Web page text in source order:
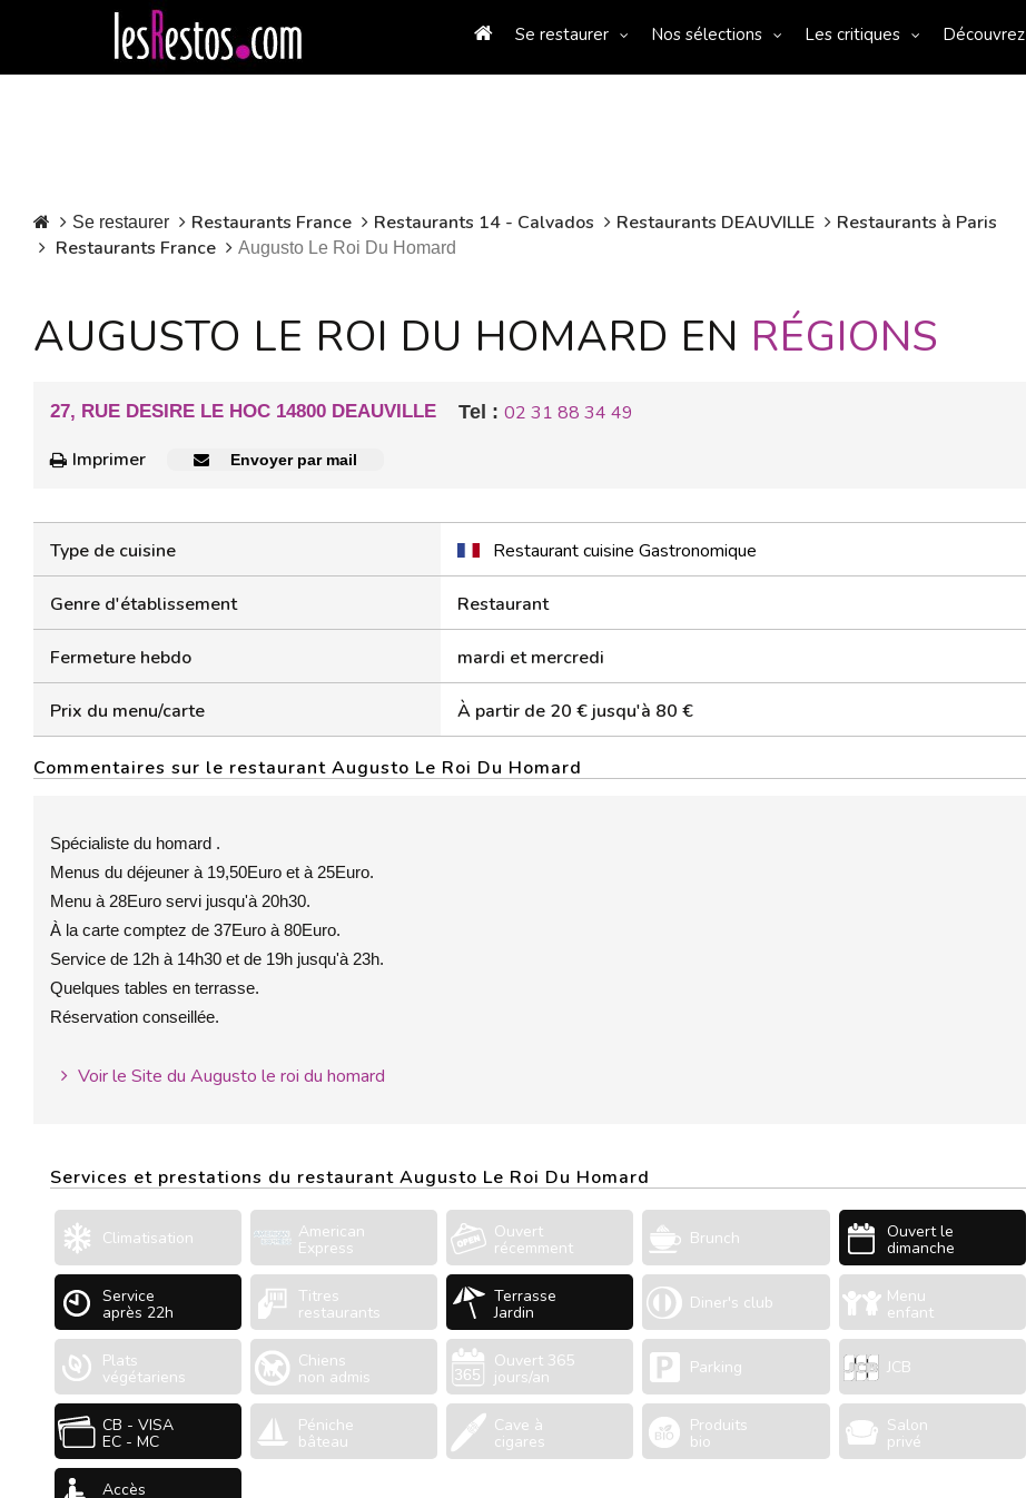
Se restaurer Nos sélections Les critiques Découvrez
Se restaurer Restaurants France Restaurants 14 - Calvados Restaurants DEAUVILLE
Restaurants à Paris
Restaurants France
Augusto Le Roi Du Homard
AUGUSTO LE ROI DU HOMARD EN RÉGIONS
27, RUE DESIRE LE HOC 14800 DEAUVILLE Tel : 02 31 88 34 49
Imprimer
Envoyer par mail
Type de cuisine Restaurant cuisine Gastronomique
Genre d'établissement Restaurant
Fermeture hebdo mardi et mercredi
Prix du menu/carte À partir de 20 € jusqu'à 80 €
Commentaires sur le restaurant Augusto Le Roi Du Homard
Spécialiste du homard .
Menus du déjeuner à 19,50Euro et à 25Euro.
Menu à 28Euro servi jusqu'à 20h30.
À la carte comptez de 37Euro à 80Euro.
Service de 12h à 14h30 et de 19h jusqu'à 23h.
Quelques tables en terrasse.
Réservation conseillée.
Voir le Site du Augusto le roi du homard
Services et prestations du restaurant Augusto Le Roi Du Homard
Climatisation American
Express
Ouvert
récemment Brunch Ouvert le
dimanche
Service
après 22h
Titres
restaurants
Terrasse
Jardin Diner's club Menu
enfant
Plats
végétariens
Chiens
non admis
Ouvert 365
jours/an Parking JCB
CB - VISA
EC - MC
Péniche
bâteau
Cave à
cigares
Produits
bio
Salon
privé
Accès